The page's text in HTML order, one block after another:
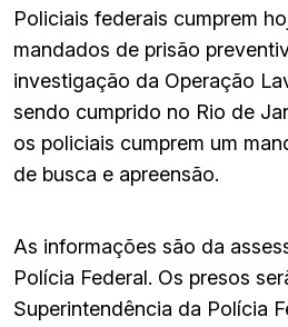
Policiais federais cumprem
mandados de prisão
investigação da Operação
sendo cumprido no Rio de
os policiais cumprem um
de busca e apreensão.
As informações são da
Polícia Federal. Os presos
Superintendência da Polícia